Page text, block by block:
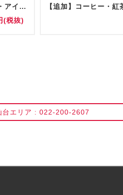
コーヒー・紅茶ポット(ホット・アイス) 陶器/グラス提供
(税抜)
台エリア : 022-200-2607